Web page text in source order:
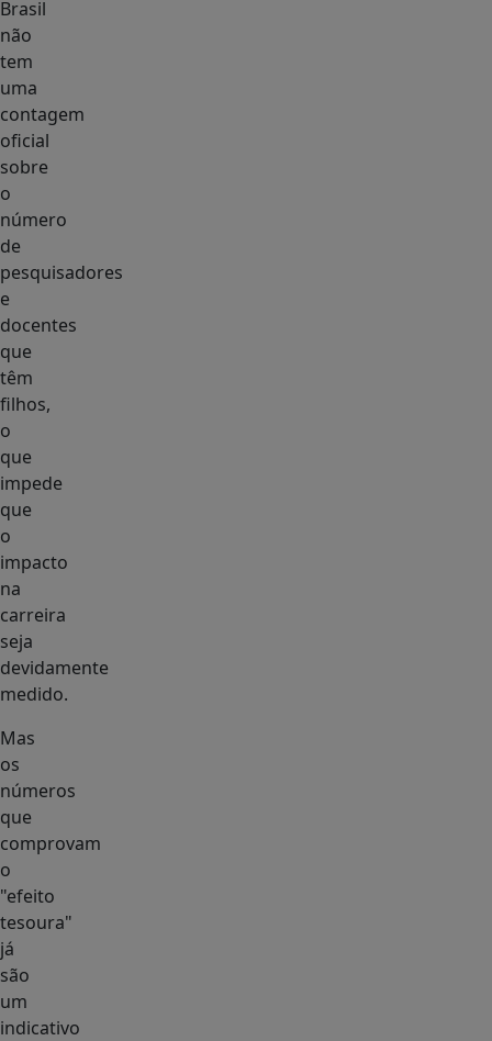
Brasil
não
tem
uma
contagem
oficial
sobre
o
número
de
pesquisadores
e
docentes
que
têm
filhos,
o
que
impede
que
o
impacto
na
carreira
seja
devidamente
medido.
Mas
os
números
que
comprovam
o
"efeito
tesoura"
já
são
um
indicativo